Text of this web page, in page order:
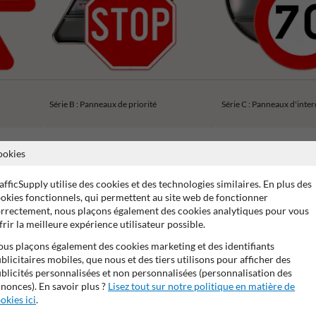
Série B : Panneaux de priorité Série C : Panneaux
de garantie fabricant Stratifé anti-graffiti 99% anti-
utilise des cookies et des technologies similaires. En plus des
fonctionnels, qui permettent au site web de fonctionner
nous plaçons également des cookies analytiques pour vous
la meilleure expérience utilisateur possible.
plaçons également des cookies marketing et des identifiants
mobiles, que nous et des tiers utilisons pour afficher des
personnalisées et non personnalisées (personnalisation des
En savoir plus ? Lisez tout sur notre politique en matière de
ici.